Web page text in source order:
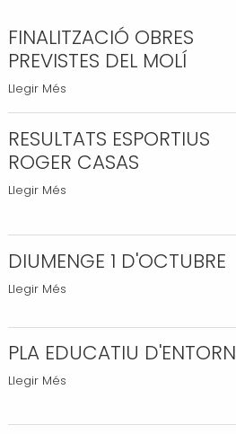
FINALITZACIÓ OBRES
PREVISTES DEL MOLÍ
FINALITZACIÓ
OBRES
PREVISTES
DEL
MOLÍ
-
Llegir Més
RESULTATS ESPORTIUS
ROGER CASAS
RESULTATS
ROGER
CASAS
Llegir Més
DIUMENGE 1 D'OCTUBRE
DIUMENGE
D'OCTUBRE
-
Llegir Més
PLA EDUCATIU D'ENTORN
PLA
D'ENTORN
Llegir Més